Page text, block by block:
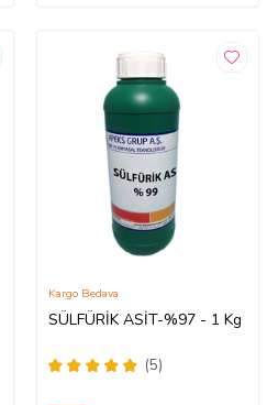
SÜLFÜRİK ASİT-%97 - 1 Kg
(5)
Kargo Bedava